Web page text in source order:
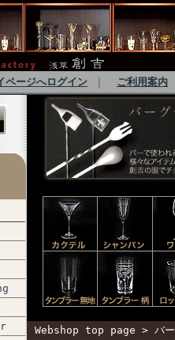
ページへログイン ご利用案内
Webshop top page > バ